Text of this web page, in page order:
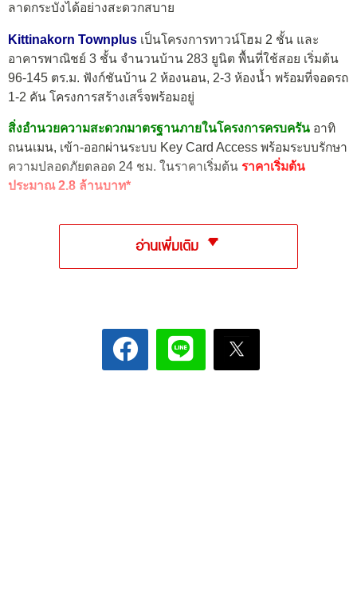
ลาดกระบังได้อย่างสะดวกสบาย
Kittinakorn Townplus เป็นโครงการทาวน์โฮม 2 ชั้น และ
อาคารพาณิชย์ 3 ชั้น จำนวนบ้าน 283 ยูนิต พื้นที่ใช้สอย เริ่มต้น
96-145 ตร.ม. ฟังก์ชันบ้าน 2 ห้องนอน, 2-3 ห้องน้ำ พร้อมที่จอดรถ
1-2 คัน โครงการสร้างเสร็จพร้อมอยู่
สิ่งอำนวยความสะดวกมาตรฐานภายในโครงการครบครัน อาทิ
ถนนเมน, เข้า-ออกผ่านระบบ Key Card Access พร้อมระบบรักษา
ความปลอดภัยตลอด 24 ชม. ในราคาเริ่มต้น ราคาเริ่มต้น
ประมาณ 2.8 ล้านบาท*
อ่านเพิ่มเติม